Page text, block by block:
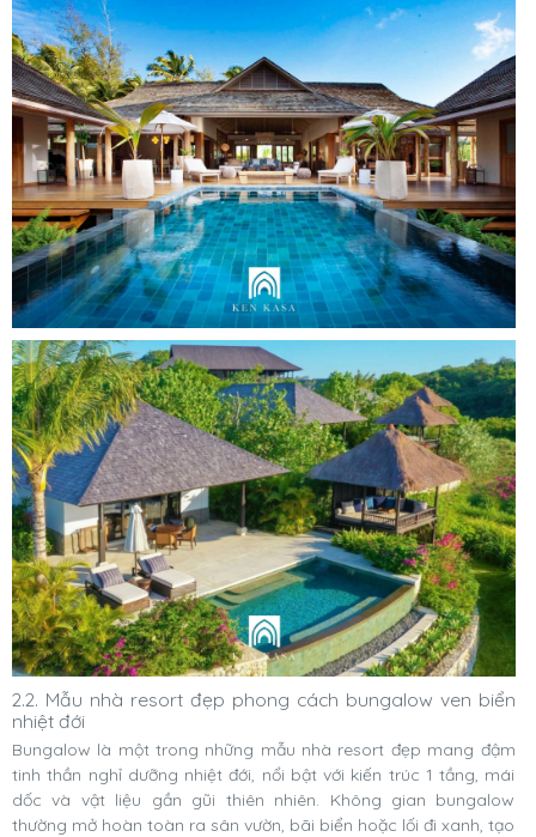
2.2. Mẫu nhà resort đẹp phong cách bungalow ven biển
nhiệt đới
Bungalow là một trong những mẫu nhà resort đẹp mang đậm
tinh thần nghỉ dưỡng nhiệt đới, nổi bật với kiến trúc 1 tầng, mái
dốc và vật liệu gần gũi thiên nhiên. Không gian bungalow
thường mở hoàn toàn ra sân vườn, bãi biển hoặc lối đi xanh, tạo